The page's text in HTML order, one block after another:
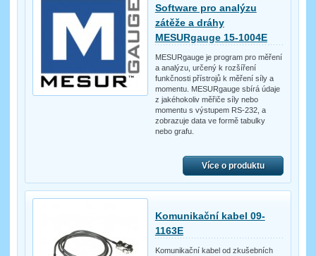
Software pro analýzu
zátěže a dráhy
MESURgauge 15-1004E
MESURgauge je program pro měření
a analýzu, určený k rozšíření
funkčnosti přístrojů k měření síly a
momentu. MESURgauge sbírá údaje
z jakéhokoliv měřiče síly nebo
momentu s výstupem RS-232, a
zobrazuje data ve formě tabulky
nebo grafu.
Více o produktu
Komunikační kabel 09-
1163E
Komunikační kabel od zkušebních